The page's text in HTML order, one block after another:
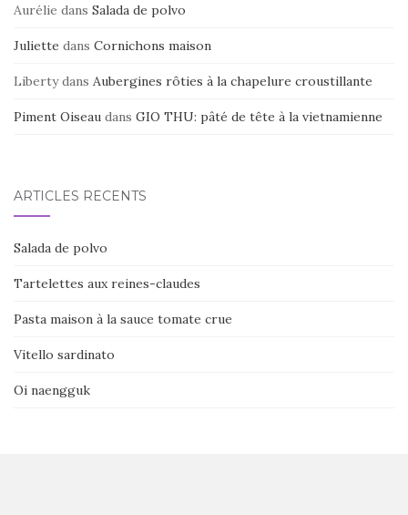
Aurélie dans Salada de polvo
Juliette dans Cornichons maison
Libertydans Aubergines rôties à la chapelure croustillante
Piment Oiseau dans GIO THU: pâté de tête à la vietnamienne
ARTICLES RÉCENTS
Salada de polvo
Tartelettes aux reines-claudes
Pasta maison à la sauce tomate crue
Vitello sardinato
Oi naengguk